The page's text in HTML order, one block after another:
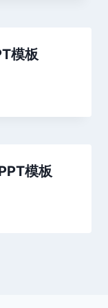
模板
模板